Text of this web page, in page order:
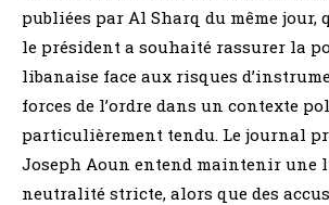
publiées par Al Sharq du même jour,
le président a souhaité rassurer la
libanaise face aux risques
forces de l’ordre dans un contexte
particulièrement tendu. Le journal
Joseph Aoun entend maintenir une
neutralité stricte, alors que des